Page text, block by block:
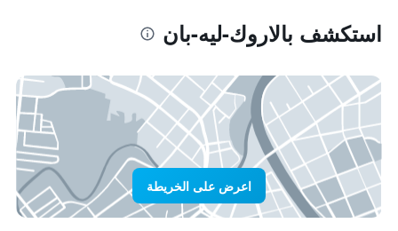
استكشف بالاروك-ليه-بان
اعرض على الخريطة